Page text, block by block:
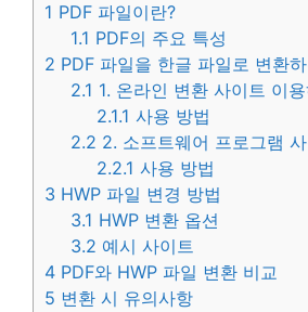
1 PDF 파일이란?
1.1 PDF의 주요 특성
2 PDF 파일을 한글 파일로 변환
2.1 1. 온라인 변환 사이트 이
2.1.1 사용 방법
2.2 2. 소프트웨어 프로그램
2.2.1 사용 방법
3 HWP 파일 변경 방법
3.1 HWP 변환 옵션
3.2 예시 사이트
4 PDF와 HWP 파일 변환 비교
5 변환 시 유의사항